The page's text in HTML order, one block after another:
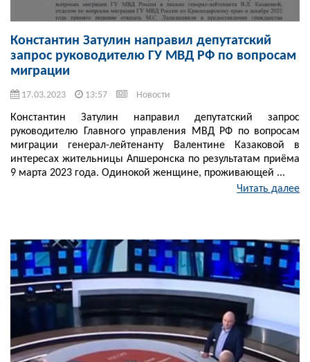
Константин Затулин направил депутатский
запрос руководителю ГУ МВД РФ по вопросам
миграции
17.03.2023 13:57 Новости
Константин Затулин направил депутатский запрос
руководителю Главного управления МВД РФ по вопросам
миграции генерал-лейтенанту Валентине Казаковой в
интересах жительницы Апшеронска по результатам приёма
9 марта 2023 года. Одинокой женщине, проживающей ...
Читать далее